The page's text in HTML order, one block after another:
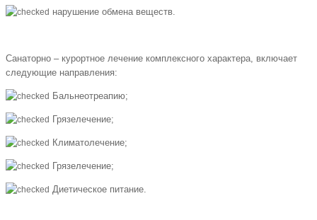
нарушение обмена веществ.
Санаторно – курортное лечение комплексного характера, включает
следующие направления:
Бальнеотреапию;
Грязелечение;
Климатолечение;
Грязелечение;
Диетическое питание.